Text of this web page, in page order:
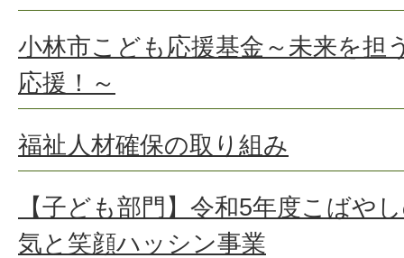
小林市こども応援基金～未来を担
応援！～
福祉人材確保の取り組み
【子ども部門】令和5年度こばや
気と笑顔ハッシン事業